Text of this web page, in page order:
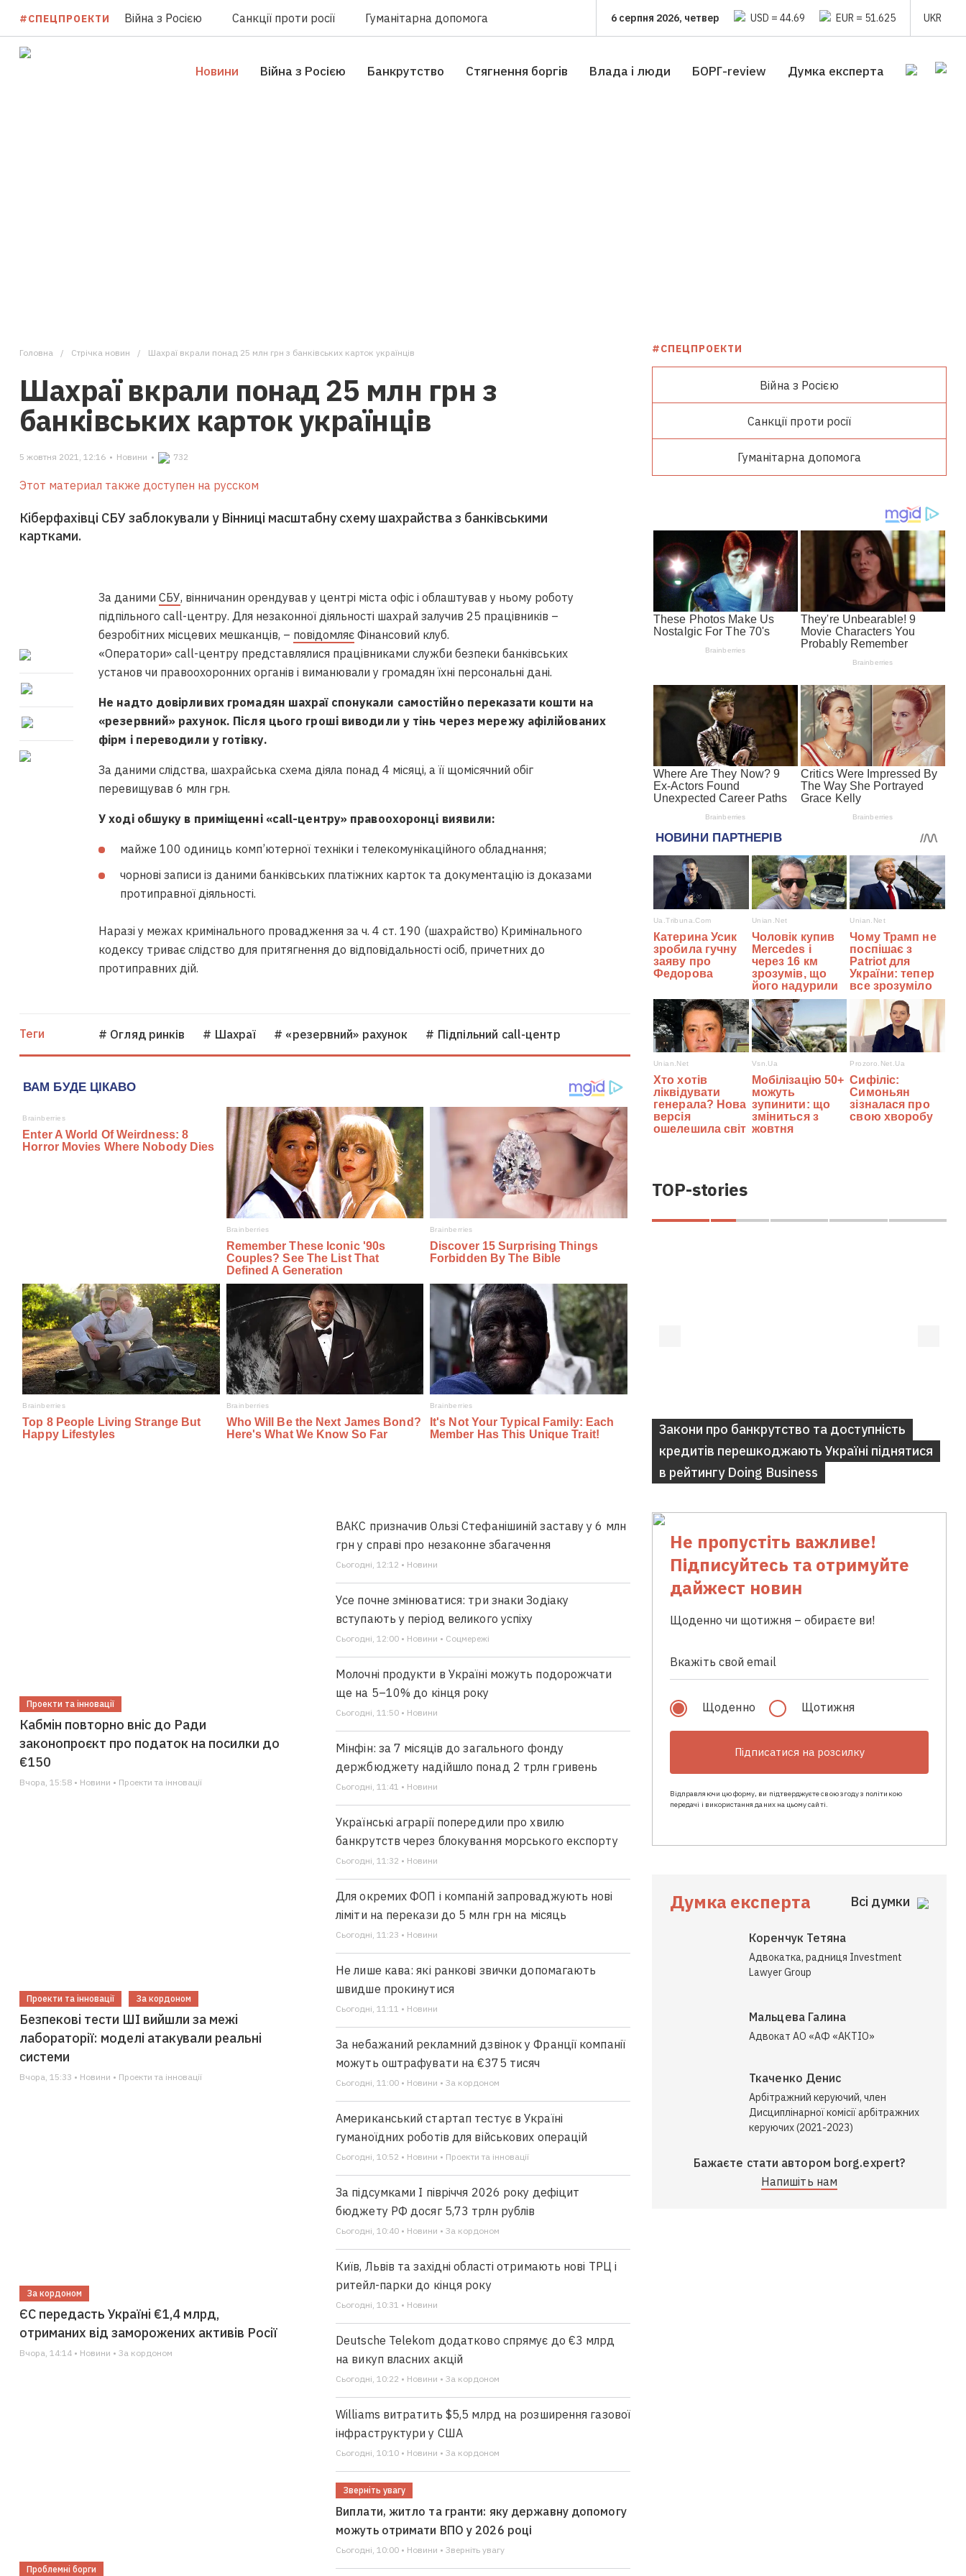
#СПЕЦПРОЕКТИ Війна з Росією Санкції проти росії Гуманітарна допомога 6 серпня 2026, четвер USD = 44.69 EUR = 51.625 UKR
Новини Війна з Росією Банкрутство Стягнення боргiв Влада i люди БОРГ-review Думка експерта
Головна Стрічка новин Шахраї вкрали понад 25 млн грн з банківських карток українців
Шахраї вкрали понад 25 млн грн з
банківських карток українців
5 жовтня 2021, 12:16 • Новини • 732
Этот материал также доступен на русском
Кіберфахівці СБУ заблокували у Вінниці масштабну схему шахрайства з банківськими
картками.
За даними СБУ, вінничанин орендував у центрі міста офіс і облаштував у ньому роботу
підпільного call-центру. Для незаконної діяльності шахрай залучив 25 працівників –
безробітних місцевих мешканців, – повідомляє Фінансовий клуб.
«Оператори» call-центру представлялися працівниками служби безпеки банківських
установ чи правоохоронних органів і виманювали у громадян їхні персональні дані.
Не надто довірливих громадян шахраї спонукали самостійно переказати кошти на
«резервний» рахунок. Після цього гроші виводили у тінь через мережу афілійованих
фірм і переводили у готівку.
За даними слідства, шахрайська схема діяла понад 4 місяці, а її щомісячний обіг
перевищував 6 млн грн.
У ході обшуку в приміщенні «call-центру» правоохоронці виявили:
майже 100 одиниць комп’ютерної техніки і телекомунікаційного обладнання;
чорнові записи із даними банківських платіжних карток та документацію із доказами
протиправної діяльності.
Наразі у межах кримінального провадження за ч. 4 ст. 190 (шахрайство) Кримінального
кодексу триває слідство для притягнення до відповідальності осіб, причетних до
протиправних дій.
Теги # Огляд ринків # Шахраї # «резервний» рахунок # Підпільний call-центр
Проекти та інновації
Кабмін повторно вніс до Ради
законопроєкт про податок на посилки до
€150
Вчора, 15:58 • Новини • Проекти та інновації
Проекти та інновації За кордоном
Безпекові тести ШІ вийшли за межі
лабораторії: моделі атакували реальні
системи
Вчора, 15:33 • Новини • Проекти та інновації
За кордоном
ЄС передасть Україні €1,4 млрд,
отриманих від заморожених активів Росії
Вчора, 14:14 • Новини • За кордоном
Проблемні борги
ВАКС призначив Ользі Стефанішиній заставу у 6 млн
грн у справі про незаконне збагачення
Сьогодні, 12:12 • Новини
Усе почне змінюватися: три знаки Зодіаку
вступають у період великого успіху
Сьогодні, 12:00 • Новини • Соцмережі
Молочні продукти в Україні можуть подорожчати
ще на 5–10% до кінця року
Сьогодні, 11:50 • Новини
Мінфін: за 7 місяців до загального фонду
держбюджету надійшло понад 2 трлн гривень
Сьогодні, 11:41 • Новини
Українські аграрії попередили про хвилю
банкрутств через блокування морського експорту
Сьогодні, 11:32 • Новини
Для окремих ФОП і компаній запроваджують нові
ліміти на перекази до 5 млн грн на місяць
Сьогодні, 11:23 • Новини
Не лише кава: які ранкові звички допомагають
швидше прокинутися
Сьогодні, 11:11 • Новини
За небажаний рекламний дзвінок у Франції компанії
можуть оштрафувати на €375 тисяч
Сьогодні, 11:00 • Новини • За кордоном
Американський стартап тестує в Україні
гуманоїдних роботів для військових операцій
Сьогодні, 10:52 • Новини • Проекти та інновації
За підсумками І півріччя 2026 року дефіцит
бюджету РФ досяг 5,73 трлн рублів
Сьогодні, 10:40 • Новини • За кордоном
Київ, Львів та західні області отримають нові ТРЦ і
ритейл-парки до кінця року
Сьогодні, 10:31 • Новини
Deutsche Telekom додатково спрямує до €3 млрд
на викуп власних акцій
Сьогодні, 10:22 • Новини • За кордоном
Williams витратить $5,5 млрд на розширення газової
інфраструктури у США
Сьогодні, 10:10 • Новини • За кордоном
Зверніть увагу
Виплати, житло та гранти: яку державну допомогу
можуть отримати ВПО у 2026 році
Сьогодні, 10:00 • Новини • Зверніть увагу
#СПЕЦПРОЕКТИ
Війна з Росією
Санкції проти росії
Гуманітарна допомога
TOP-stories
Закони про банкрутство та доступність
кредитів перешкоджають Україні піднятися
в рейтингу Doing Business
Не пропустіть важливе!
Підписуйтесь та отримуйте
дайжест новин
Щоденно чи щотижня – обираєте ви!
Щоденно Щотижня
Підписатися на розсилку
Відправляючи цю форму, ви підтверджуєте свою згоду з політикою
передачі і використання даних на цьому сайті.
Думка експерта Всі думки
Коренчук Тетяна
Адвокатка, радниця Investment
Lawyer Group
Мальцева Галина
Адвокат АО «АФ «АКТІО»
Ткаченко Денис
Арбітражний керуючий, член
Дисциплінарної комісії арбітражних
керуючих (2021-2023)
Бажаєте стати автором borg.expert?
Напишіть нам